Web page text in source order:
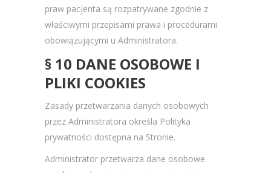
praw pacjenta są rozpatrywane zgodnie z
właściwymi przepisami prawa i procedurami
obowiązującymi u Administratora.
§ 10 DANE OSOBOWE I
PLIKI COOKIES
Zasady przetwarzania danych osobowych
przez Administratora określa Polityka
prywatności dostępna na Stronie.
Administrator przetwarza dane osobowe